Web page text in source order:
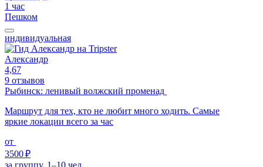
1 час
Пешком
индивидуальная
Александр
4,67
9 отзывов
Рыбинск: ленивый волжский променад
Маршрут для тех, кто не любит много ходить. Самые
яркие локации всего за час
от
3500 ₽
за группу, 1–10 чел.